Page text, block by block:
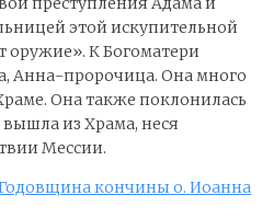
этой искупительной
оружие». К Богоматери
Анна-пророчица. Она много
Она также поклонилась
из Храма, неся
Мессии.
кончины о. Иоанна